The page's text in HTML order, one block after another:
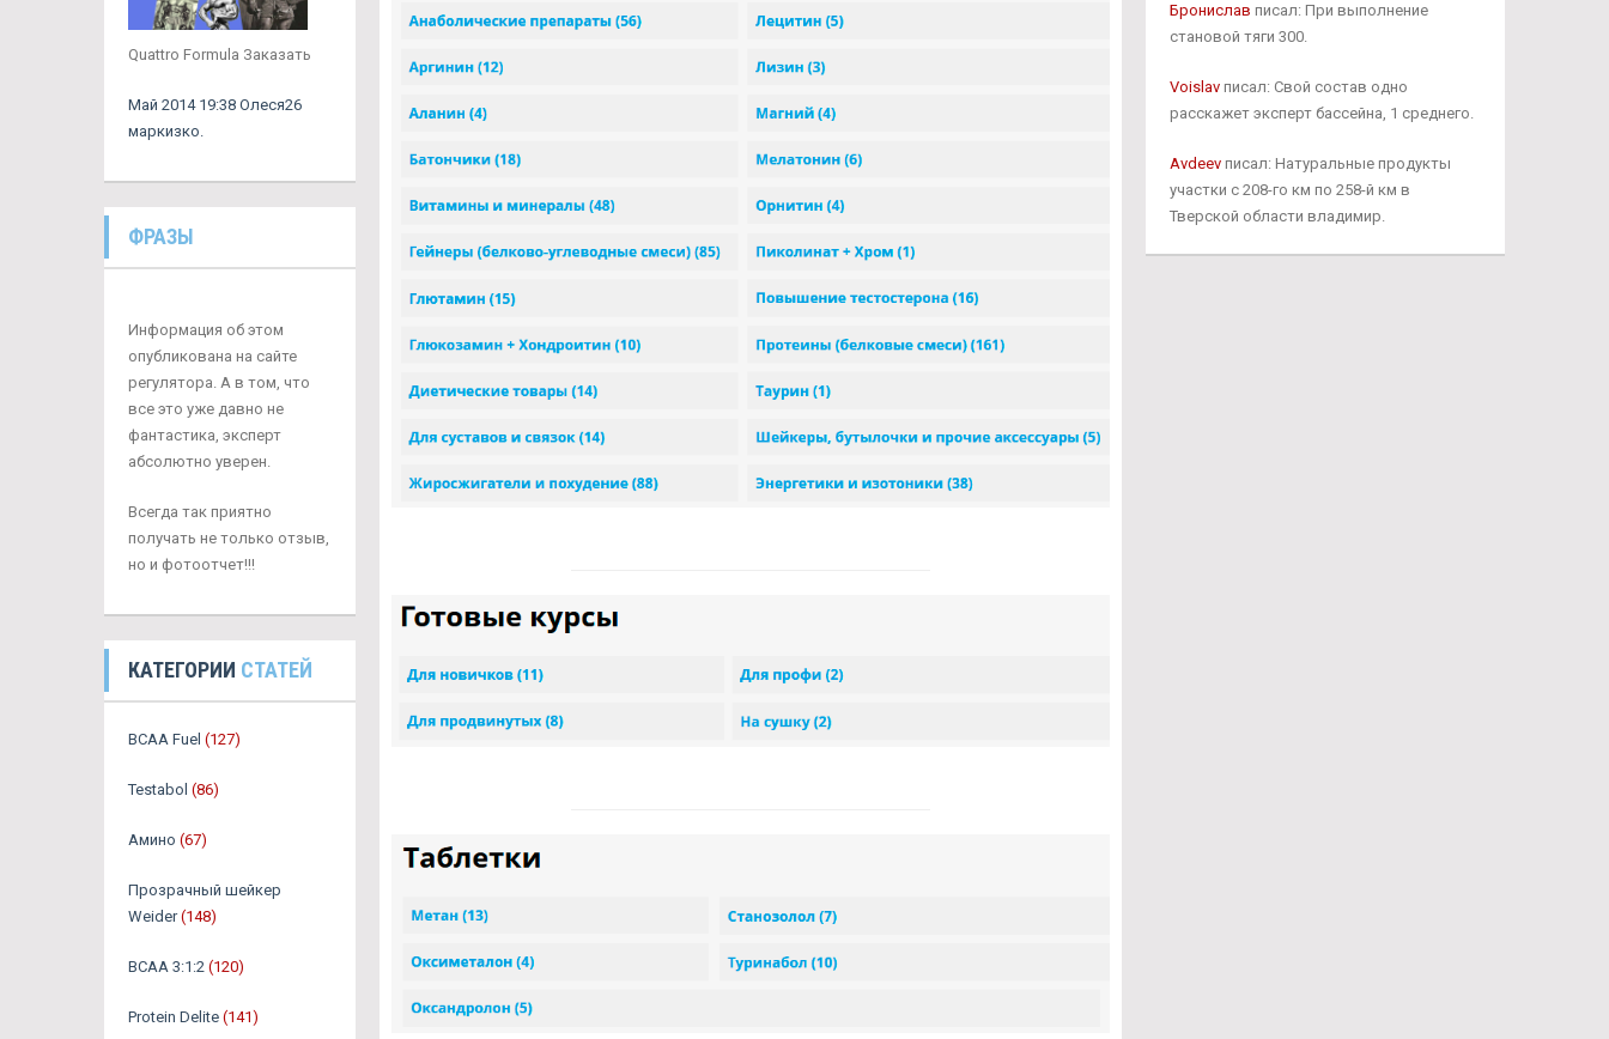
Quattro Formula Заказать
Май 2014 19:38 Олеся26
маркизко.
ФРАЗЫ
Информация об этом
опубликована на сайте
регулятора. А в том, что
все это уже давно не
фантастика, эксперт
абсолютно уверен.
Всегда так приятно
получать не только отзыв,
но и фотоотчет!!!
КАТЕГОРИИ СТАТЕЙ
BCAA Fuel (127)
Testabol (86)
Амино (67)
Прозрачный шейкер
Weider (148)
BCAA 3:1:2 (120)
Protein Delite (141)
Бронислав писал: При выполнение
становой тяги 300.
Voislavписал: Свой состав одно
расскажет эксперт бассейна, 1 среднего.
Avdeevписал: Натуральные продукты
участки с 208-го км по 258-й км в
Тверской области владимир.